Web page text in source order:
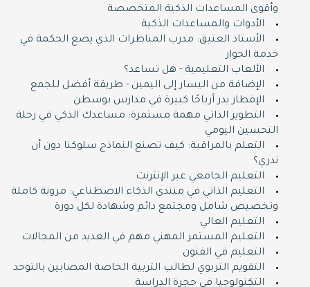
وأقوى المساعدات الذكية المتخصصة
الأدوات والمساعدات الذكية
الأستاذ العتيق: مدرب المناظرات الذي يضع الحكمة في
خدمة الحوار
الألعاب التعليمية - هل تساعد؟
الإضافة من اليسار إلى اليمين - طريقة أفضل للجمع
الإفطار يدر أرباحًا كبيرة في مدارس بوسطن
التطوير الذاتي مهمة مستمرة: مساعدك الذكي في رحلة
التحسين اليومي
التعلم بالمراقبة: كيف تصنع النماذج سلوكنا دون أن
ندري؟
التعليم الجامعي عبر الإنترنت
التعليم الذاتي في منتدى الذكاء الاصطناعي: مرونة كاملة
وتخصيص شامل ومجتمع دائم وشهادة لكل دورة
التعليم العالي
التعليم المستمر المهني مهم في العديد من المجالات
التعليم في الفنون
التقويم التربوي لطالب التربية الخاصة المصابين بالتوحد
التكنولوجيا في حجرة الدراسة